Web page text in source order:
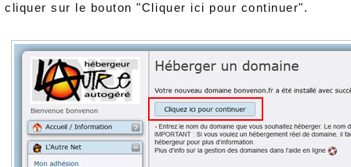
cliquer sur le bouton "Cliquer ici pour continuer".